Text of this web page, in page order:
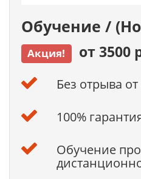
Обучение /
Акция! от 3500
Без отрыва
100%
Обучение